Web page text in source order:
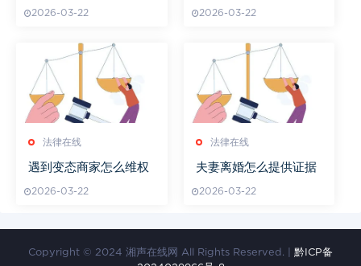
台-功能与课程解析
2026-03-22 2026-03-22
法律在线
遇到变态商家怎么维权
2026-03-22
法律在线
夫妻离婚怎么提供证据
2026-03-22
Copyright © 2024 湘声在线网 All Rights Reserved. | 黔ICP备